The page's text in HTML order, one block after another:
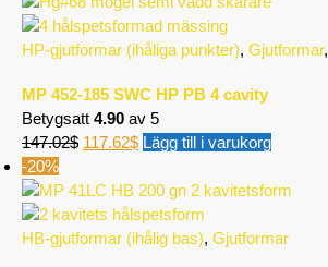
HP-gjutformar (ihåliga punkter), Gjutformar,
MP 452-185 SWC HP PB 4 cavity
Betygsatt 4.90 av 5
147.02$ 117.62$ Lägg till i varukorg
-20%
HB-gjutformar (ihålig bas), Gjutformar